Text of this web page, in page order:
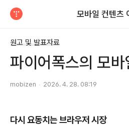
모바일 컨텐츠
원고 및 발표자료
파이어폭스의 모
mobizen 2026. 4. 28. 08:19
다시 요동치는 브라우저 시장